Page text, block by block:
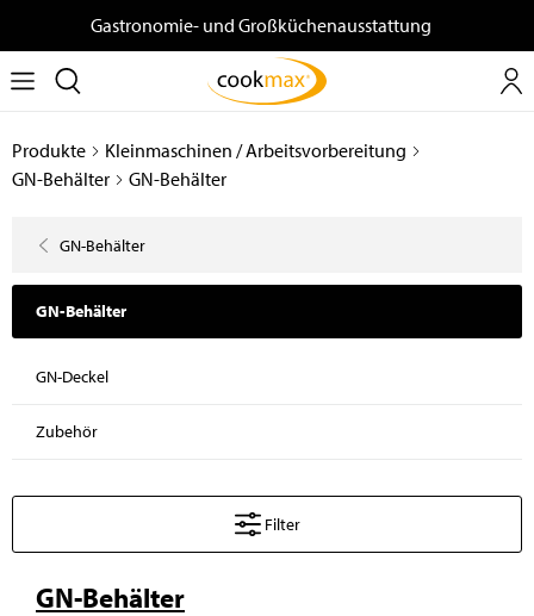
Gastronomie- und Großküchenausstattung
Produkte
Kleinmaschinen / Arbeitsvorbereitung
GN-Behälter
GN-Behälter
GN-Behälter
GN-Behälter
GN-Deckel
Zubehör
Filter
GN-Behälter